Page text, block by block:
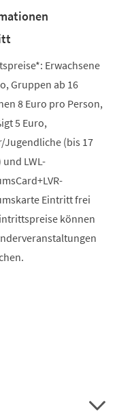
Erwachsene
Gruppen ab 16
8 Euro pro Person,
5 Euro,
Jugendliche (bis 17
LWL-
Eintritt frei
können